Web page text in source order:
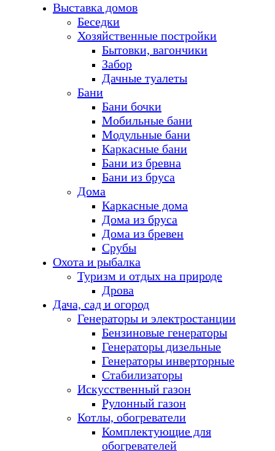
Выставка домов
Беседки
Хозяйственные постройки
Бытовки, вагончики
Забор
Дачные туалеты
Бани
Бани бочки
Мобильные бани
Модульные бани
Каркасные бани
Бани из бревна
Бани из бруса
Дома
Каркасные дома
Дома из бруса
Дома из бревен
Срубы
Охота и рыбалка
Туризм и отдых на природе
Дрова
Дача, сад и огород
Генераторы и электростанции
Бензиновые генераторы
Генераторы дизельные
Генераторы инверторные
Стабилизаторы
Искусственный газон
Рулонный газон
Котлы, обогреватели
Комплектующие для
обогревателей